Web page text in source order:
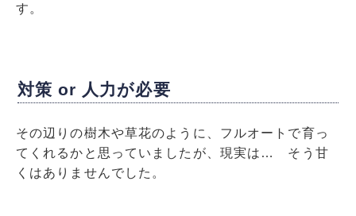
す。
対策 or 人力が必要
その辺りの樹木や草花のように、フルオートで育っ
てくれるかと思っていましたが、現実は… そう甘
くはありませんでした。